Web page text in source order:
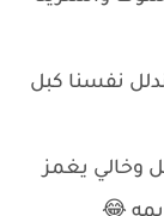
ندلل نفسنا كبل
وخالي يغمز